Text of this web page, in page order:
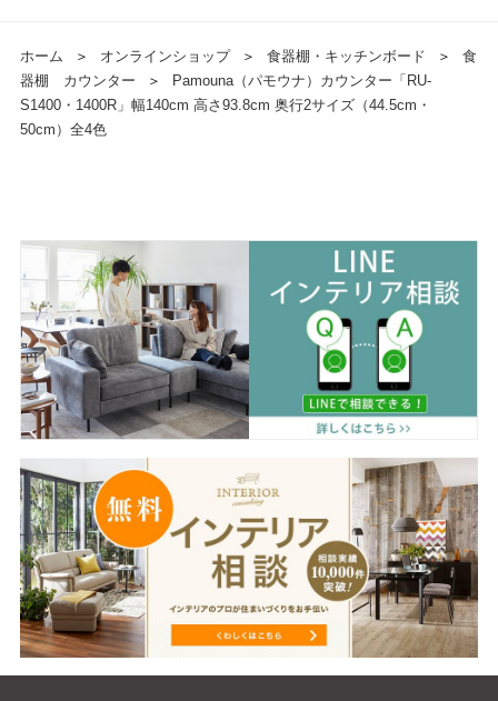
ホーム ＞ オンラインショップ ＞ 食器棚・キッチンボード ＞
食
器棚 カウンター
＞
Pamouna（パモウナ）カウンター「RU-
S1400・1400R」幅140cm 高さ93.8cm 奥行2サイズ（44.5cm・
50cm）全4色